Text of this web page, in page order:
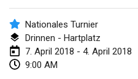
Nationales Turnier
Drinnen - Hartplatz
7. April 2018 - 4. April 2018
9:00 AM
27. Jan. 2018|Frankreich
Tournoi de Mölkky -
27. Jan. 2018 |Frankreich